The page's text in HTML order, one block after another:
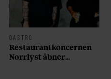
GASTRO
Restaurantkoncernen
Norrlyst åbner